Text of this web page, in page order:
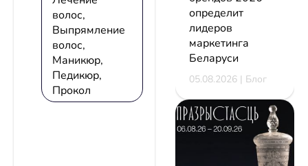
волос,
Выпрямление
волос,
Маникюр,
Педикюр,
Прокол
определит
лидеров
маркетинга
Беларуси
05.08.2026 | Блог